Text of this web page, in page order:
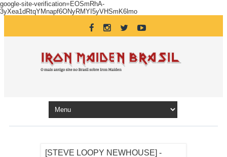
google-site-verification=EOSmRhA-
3yXea1dRtqYMnapf6ONyRMYI5yVHSmK6lmo
[STEVE LOOPY NEWHOUSE] -